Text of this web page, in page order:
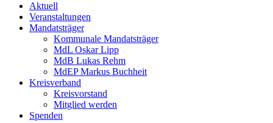
Aktuell
Veranstaltungen
Mandatsträger
Kommunale Mandatsträger
MdL Oskar Lipp
MdB Lukas Rehm
MdEP Markus Buchheit
Kreisverband
Kreisvorstand
Mitglied werden
Spenden